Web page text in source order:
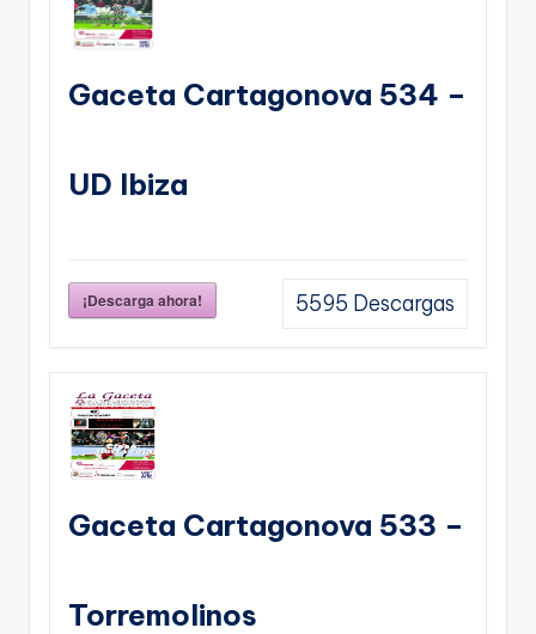
Gaceta Cartagonova 534 –
UD Ibiza
¡Descarga ahora! 5595 Descargas
Gaceta Cartagonova 533 –
Torremolinos